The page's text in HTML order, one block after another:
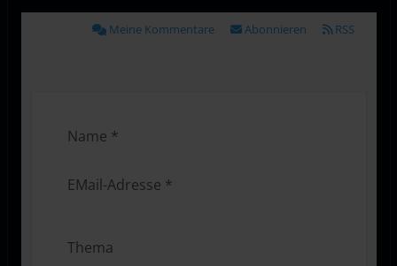
Meine Kommentare Abonnieren RSS